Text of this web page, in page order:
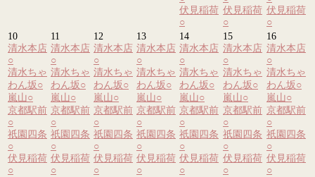
伏見稲荷
○
伏見稲荷
○
伏見稲荷
○
10
清水本店
○
清水ちゃ
わん坂○
嵐山○
京都駅前
○
祇園四条
○
伏見稲荷
○
11
清水本店
○
清水ちゃ
わん坂○
嵐山○
京都駅前
○
祇園四条
○
伏見稲荷
○
12
清水本店
○
清水ちゃ
わん坂○
嵐山○
京都駅前
○
祇園四条
○
伏見稲荷
○
13
清水本店
○
清水ちゃ
わん坂○
嵐山○
京都駅前
○
祇園四条
○
伏見稲荷
○
14
清水本店
○
清水ちゃ
わん坂○
嵐山○
京都駅前
○
祇園四条
○
伏見稲荷
○
15
清水本店
○
清水ちゃ
わん坂○
嵐山○
京都駅前
○
祇園四条
○
伏見稲荷
○
16
清水本店
○
清水ちゃ
わん坂○
嵐山○
京都駅前
○
祇園四条
○
伏見稲荷
○